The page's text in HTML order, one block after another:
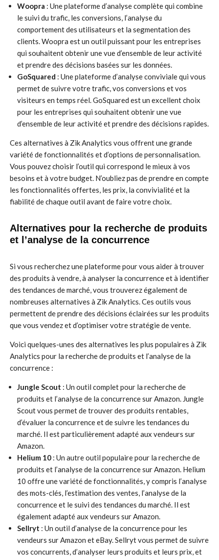
Woopra : Une plateforme d’analyse complète qui combine
le suivi du trafic, les conversions, l’analyse du
comportement des utilisateurs et la segmentation des
clients. Woopra est un outil puissant pour les entreprises
qui souhaitent obtenir une vue d’ensemble de leur activité
et prendre des décisions basées sur les données.
GoSquared : Une plateforme d’analyse conviviale qui vous
permet de suivre votre trafic, vos conversions et vos
visiteurs en temps réel. GoSquared est un excellent choix
pour les entreprises qui souhaitent obtenir une vue
d’ensemble de leur activité et prendre des décisions rapides.
Ces alternatives à Zik Analytics vous offrent une grande
variété de fonctionnalités et d’options de personnalisation.
Vous pouvez choisir l’outil qui correspond le mieux à vos
besoins et à votre budget. N’oubliez pas de prendre en compte
les fonctionnalités offertes, les prix, la convivialité et la
fiabilité de chaque outil avant de faire votre choix.
Alternatives pour la recherche de produits
et l’analyse de la concurrence
Si vous recherchez une plateforme pour vous aider à trouver
des produits à vendre, à analyser la concurrence et à identifier
des tendances de marché, vous trouverez également de
nombreuses alternatives à Zik Analytics. Ces outils vous
permettent de prendre des décisions éclairées sur les produits
que vous vendez et d’optimiser votre stratégie de vente.
Voici quelques-unes des alternatives les plus populaires à Zik
Analytics pour la recherche de produits et l’analyse de la
concurrence :
Jungle Scout : Un outil complet pour la recherche de
produits et l’analyse de la concurrence sur Amazon. Jungle
Scout vous permet de trouver des produits rentables,
d’évaluer la concurrence et de suivre les tendances du
marché. Il est particulièrement adapté aux vendeurs sur
Amazon.
Helium 10 : Un autre outil populaire pour la recherche de
produits et l’analyse de la concurrence sur Amazon. Helium
10 offre une variété de fonctionnalités, y compris l’analyse
des mots-clés, l’estimation des ventes, l’analyse de la
concurrence et le suivi des tendances du marché. Il est
également adapté aux vendeurs sur Amazon.
Sellryt : Un outil d’analyse de la concurrence pour les
vendeurs sur Amazon et eBay. Sellryt vous permet de suivre
vos concurrents, d’analyser leurs produits et leurs prix, et